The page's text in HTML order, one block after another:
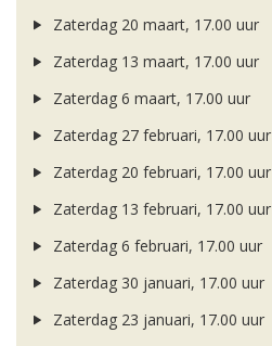
Zaterdag 20 maart, 17.00 uur
Zaterdag 13 maart, 17.00 uur
Zaterdag 6 maart, 17.00 uur
Zaterdag 27 februari, 17.00 uur
Zaterdag 20 februari, 17.00 uur
Zaterdag 13 februari, 17.00 uur
Zaterdag 6 februari, 17.00 uur
Zaterdag 30 januari, 17.00 uur
Zaterdag 23 januari, 17.00 uur